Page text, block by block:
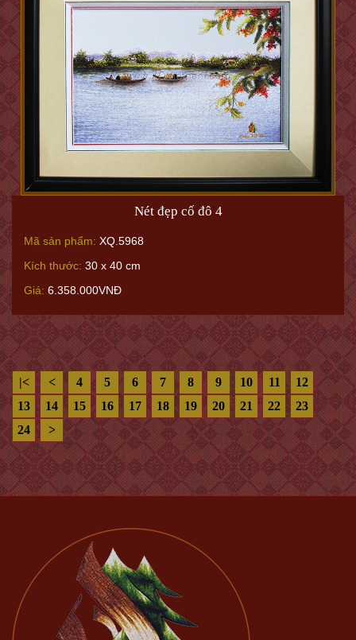
Nét đẹp cố đô 4
Mã sản phẩm: XQ.5968
Kích thước: 30 x 40 cm
Giá: 6.358.000VNĐ
|< < 4 5 6 7 8 9 10 11
12
13
14 15 16 17 18 19 20 21 22
23
24
>